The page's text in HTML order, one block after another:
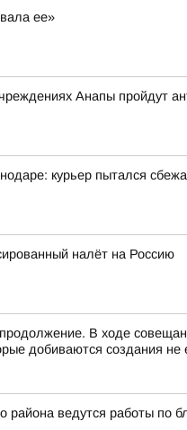
ее»
Анапы пройдут
курьер пытался
налёт на Россию
В ходе
добиваются создания не
района ведутся работы по